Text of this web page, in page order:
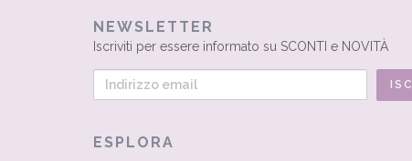
NEWSLETTER
Iscriviti per essere informato su SCONTI e NOVITÀ
ESPLORA